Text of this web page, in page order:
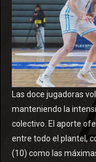
Las doce jugadoras
manteniendo la
colectivo. El aporte
entre todo el plantel,
(10) como las